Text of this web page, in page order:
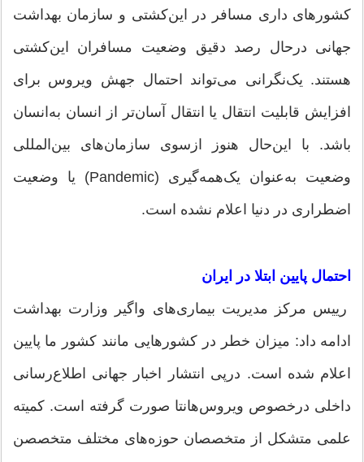
کشورهای داری مسافر در این‌کشتی و سازمان بهداشت
جهانی درحال رصد دقیق وضعیت مسافران این‌کشتی
هستند. یک‌نگرانی می‌تواند احتمال جهش ویروس برای
افزایش قابلیت انتقال یا انتقال آسان‌تر از انسان به‌انسان
باشد. با این‌حال هنوز ازسوی سازمان‌های بین‌المللی
وضعیت به‌عنوان یک‌همه‌گیری (Pandemic) یا وضعیت
اضطراری در دنیا اعلام نشده است.
احتمال پایین ابتلا در ایران
رییس مرکز مدیریت بیماری‌های واگیر وزارت بهداشت
ادامه داد: میزان خطر در کشورهایی مانند کشور ما پایین
اعلام شده است. درپی انتشار اخبار جهانی اطلاع‌رسانی
داخلی درخصوص ویروس‌هانتا صورت گرفته است. کمیته
علمی متشکل از متخصصان حوزه‌های مختلف متخصصن